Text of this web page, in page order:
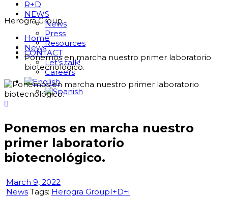
R+D
NEWS
News
Press
Resources
CONTACT
Let’s talk!
Careers
Herogra Group
Home
News
Ponemos en marcha nuestro primer laboratorio
biotecnológico.
Ponemos en marcha nuestro
primer laboratorio
biotecnológico.
March 9, 2022
News Tags: Herogra GroupI+D+i